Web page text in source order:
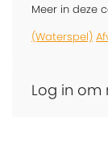
Meer in deze
(Waterspel)
Log in om